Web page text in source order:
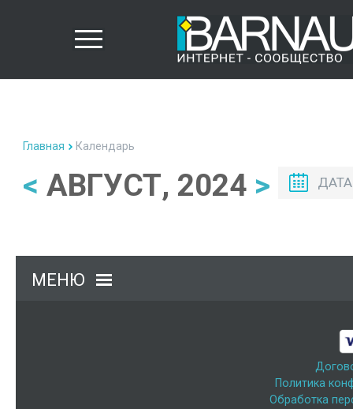
Главная Календарь
< АВГУСТ, 2024 > ДАТА
МЕНЮ
Политика
Обработка